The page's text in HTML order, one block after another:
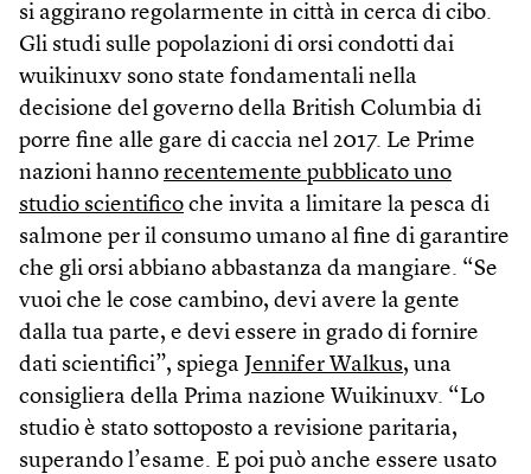
si aggirano regolarmente in città in cerca di cibo.
Gli studi sulle popolazioni di orsi condotti dai
wuikinuxv sono state fondamentali nella
decisione del governo della British Columbia di
porre fine alle gare di caccia nel 2017. Le Prime
nazioni hanno recentemente pubblicato uno
studio scientifico che invita a limitare la pesca di
salmone per il consumo umano al fine di garantire
che gli orsi abbiano abbastanza da mangiare. “Se
vuoi che le cose cambino, devi avere la gente
dalla tua parte, e devi essere in grado di fornire
dati scientifici”, spiega Jennifer Walkus, una
consigliera della Prima nazione Wuikinuxv. “Lo
studio è stato sottoposto a revisione paritaria,
superando l’esame. E poi può anche essere usato